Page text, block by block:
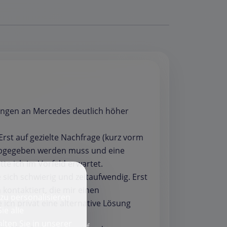
an Mercedes deutlich höher
auf gezielte Nachfrage (kurz vorm
werden muss und eine
ich im Vorfeld erwartet.
schwierig und zeitaufwendig. Erst
kontaktiert, die mir einen
ich privat eine alternative Lösung
alle